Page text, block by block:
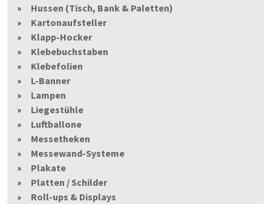
Hussen (Tisch, Bank & Paletten)
Kartonaufsteller
Klapp-Hocker
Klebebuchstaben
Klebefolien
L-Banner
Lampen
Liegestühle
Luftballone
Messetheken
Messewand-Systeme
Plakate
Platten / Schilder
Roll-ups & Displays